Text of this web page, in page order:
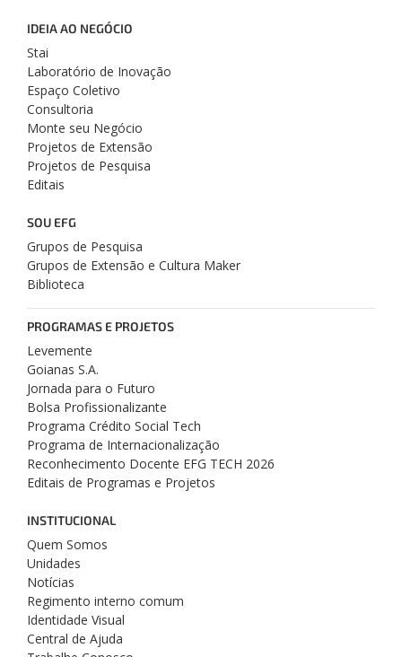
IDEIA AO NEGÓCIO
Stai
Laboratório de Inovação
Espaço Coletivo
Consultoria
Monte seu Negócio
Projetos de Extensão
Projetos de Pesquisa
Editais
SOU EFG
Grupos de Pesquisa
Grupos de Extensão e Cultura Maker
Biblioteca
PROGRAMAS E PROJETOS
Levemente
Goianas S.A.
Jornada para o Futuro
Bolsa Profissionalizante
Programa Crédito Social Tech
Programa de Internacionalização
Reconhecimento Docente EFG TECH 2026
Editais de Programas e Projetos
INSTITUCIONAL
Quem Somos
Unidades
Notícias
Regimento interno comum
Identidade Visual
Central de Ajuda